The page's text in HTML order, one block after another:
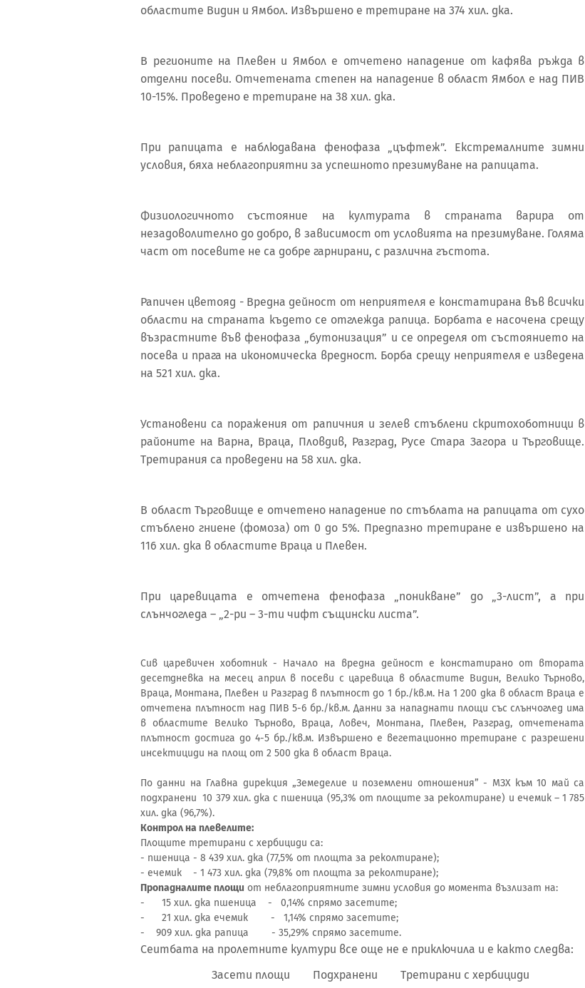
областите Видин и Ямбол. Извършено е третиране на 374 хил. дка.
В регионите на Плевен и Ямбол е отчетено нападение от кафява ръжда в
отделни посеви. Отчетената степен на нападение в област Ямбол е над ПИВ
10-15%. Проведено е третиране на 38 хил. дка.
При рапицата е наблюдавана фенофаза „цъфтеж”. Екстремалните зимни
условия, бяха неблагоприятни за успешното презимуване на рапицата.
Физиологичното състояние на културата в страната варира от
незадоволително до добро, в зависимост от условията на презимуване. Голяма
част от посевите не са добре гарнирани, с различна гъстота.
Рапичен цветояд - Вредна дейност от неприятеля е констатирана във всички
области на страната където се отглежда рапица. Борбата е насочена срещу
възрастните във фенофаза „бутонизация” и се определя от състоянието на
посева и прага на икономическа вредност. Борба срещу неприятеля е изведена
на 521 хил. дка.
Установени са поражения от рапичния и зелев стъблени скритохоботници в
районите на Варна, Враца, Пловдив, Разград, Русе Стара Загора и Търговище.
Третирания са проведени на 58 хил. дка.
В област Търговище е отчетено нападение по стъблата на рапицата от сухо
стъблено гниене (фомоза) от 0 до 5%. Предпазно третиране е извършено на
116 хил. дка в областите Враца и Плевен.
При царевицата е отчетена фенофаза „поникване” до „3-лист”, а при
слънчогледа – „2-ри – 3-ти чифт същински листа”.
Сив царевичен хоботник - Начало на вредна дейност е констатирано от втората
десетдневка на месец април в посеви с царевица в областите Видин, Велико Търново,
Враца, Монтана, Плевен и Разград в плътност до 1 бр./кв.м. На 1 200 дка в област Враца е
отчетена плътност над ПИВ 5-6 бр./кв.м. Данни за нападнати площи със слънчоглед има
в областите Велико Търново, Враца, Ловеч, Монтана, Плевен, Разград, отчетената
плътност достига до 4-5 бр./кв.м. Извършено е вегетационно третиране с разрешени
инсектициди на площ от 2 500 дка в област Враца.
По данни на Главна дирекция „Земеделие и поземлени отношения” - МЗХ към 10 май са
подхранени 10 379 хил. дка с пшеница (95,3% от площите за реколтиране) и ечемик – 1 785
хил. дка (96,7%).
Контрол на плевелите:
Площите третирани с хербициди са:
- пшеница - 8 439 хил. дка (77,5% от площта за реколтиране);
- ечемик - 1 473 хил. дка (79,8% от площта за реколтиране);
Пропадналите площи от неблагоприятните зимни условия до момента възлизат на:
- 15 хил. дка пшеница - 0,14% спрямо засетите;
- 21 хил. дка ечемик - 1,14% спрямо засетите;
- 909 хил. дка рапица - 35,29% спрямо засетите.
Сеитбата на пролетните култури все още не е приключила и е както следва:
Засети площи Подхранени Третирани с хербициди